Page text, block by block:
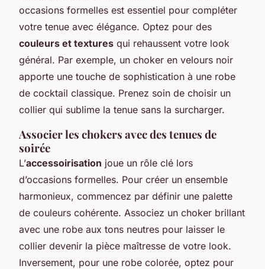
occasions formelles est essentiel pour compléter
votre tenue avec élégance. Optez pour des
couleurs et textures qui rehaussent votre look
général. Par exemple, un choker en velours noir
apporte une touche de sophistication à une robe
de cocktail classique. Prenez soin de choisir un
collier qui sublime la tenue sans la surcharger.
Associer les chokers avec des tenues de
soirée
L’accessoirisation joue un rôle clé lors
d’occasions formelles. Pour créer un ensemble
harmonieux, commencez par définir une palette
de couleurs cohérente. Associez un choker brillant
avec une robe aux tons neutres pour laisser le
collier devenir la pièce maîtresse de votre look.
Inversement, pour une robe colorée, optez pour